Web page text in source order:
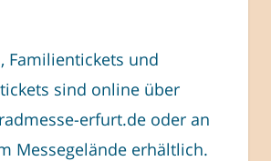
Familientickets und
sind online über
erfurt.de oder an
Messegelände erhältlich.